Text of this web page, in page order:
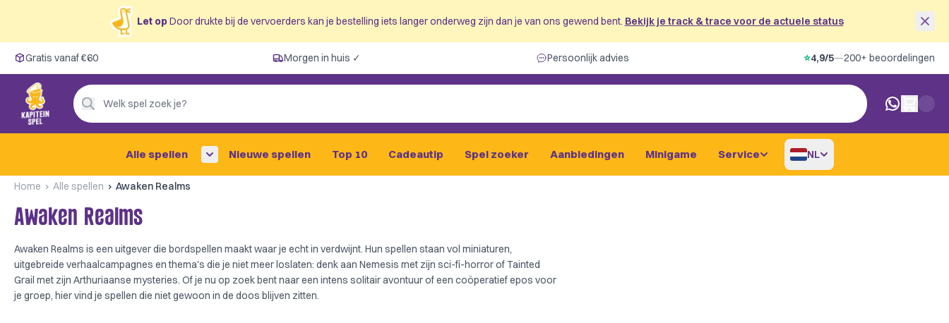
Let opDoor drukte bij de vervoerders kan je bestelling iets langer onderweg zijn dan je van ons gewend bent. Bekijk je track & trace voor de actuele status
Gratis vanaf €60
Morgen in huis ✓
Persoonlijk advies
4,9/5 —
200+ beoordelingen
Gratis vanaf €60 Morgen in huis ✓ Persoonlijk advies ⭐4,9/5—200+ beoordelingen
Welk spel zoek je?
0 artikelen
Alle spellen Nieuwe spellen Top 10 Cadeautip Spel zoeker Aanbiedingen Minigame Service NL
Home Alle spellen Awaken Realms
Awaken Realms
Awaken Realms is een uitgever die bordspellen maakt waar je echt in verdwijnt. Hun spellen staan vol miniaturen,
uitgebreide verhaalcampagnes en thema's die je niet meer loslaten: denk aan Nemesis met zijn sci-fi-horror of Tainted
Grail met zijn Arthuriaanse mysteries. Of je nu op zoek bent naar een intens solitair avontuur of een coöperatief epos voor
je groep, hier vind je spellen die niet gewoon in de doos blijven zitten.